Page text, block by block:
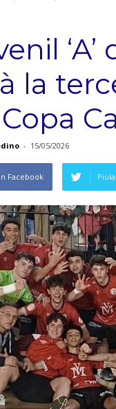
la
- 15/05/2026
Facebook